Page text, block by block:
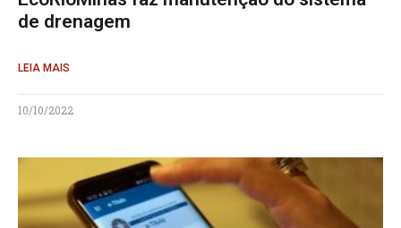
de drenagem
LEIA MAIS
10/10/2022